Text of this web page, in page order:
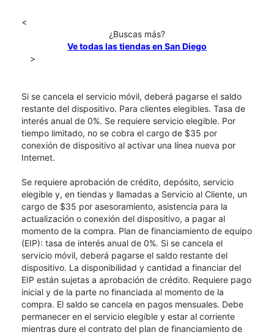
<
¿Buscas más?
Ve todas las tiendas en San Diego
>
Si se cancela el servicio móvil, deberá pagarse el saldo
restante del dispositivo. Para clientes elegibles. Tasa de
interés anual de 0%. Se requiere servicio elegible. Por
tiempo limitado, no se cobra el cargo de $35 por
conexión de dispositivo al activar una línea nueva por
Internet.
Se requiere aprobación de crédito, depósito, servicio
elegible y, en tiendas y llamadas a Servicio al Cliente, un
cargo de $35 por asesoramiento, asistencia para la
actualización o conexión del dispositivo, a pagar al
momento de la compra. Plan de financiamiento de equipo
(EIP): tasa de interés anual de 0%. Si se cancela el
servicio móvil, deberá pagarse el saldo restante del
dispositivo. La disponibilidad y cantidad a financiar del
EIP están sujetas a aprobación de crédito. Requiere pago
inicial y de la parte no financiada al momento de la
compra. El saldo se cancela en pagos mensuales. Debe
permanecer en el servicio elegible y estar al corriente
mientras dure el contrato del plan de financiamiento de